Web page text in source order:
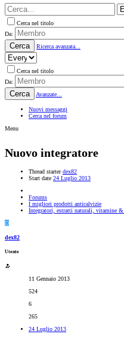
Cerca nel titolo
Da:
Cerca Ricerca avanzata...
Cerca nel titolo
Da:
Cerca Avanzate...
Nuovi messaggi
Cerca nel forum
Menu
Nuovo integratore
Thread starter dex82
Start date 24 Luglio 2013
Forums
I migliori prodotti anticalvizie
Integratori, estratti naturali, vitamine &
D
dex82
Utente
11 Gennaio 2013
524
6
265
24 Luglio 2013